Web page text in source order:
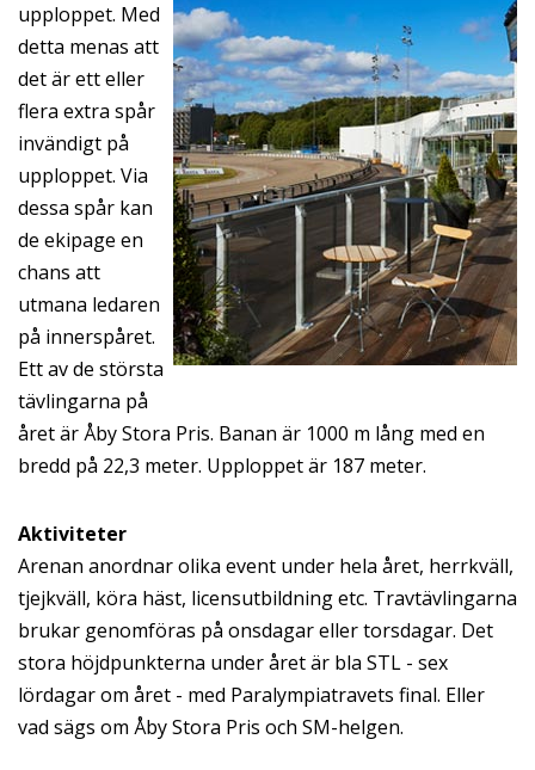
upploppet. Med
detta menas att
det är ett eller
flera extra spår
invändigt på
upploppet. Via
dessa spår kan
de ekipage en
chans att
utmana ledaren
på innerspåret.
Ett av de största
tävlingarna på
året är Åby Stora Pris. Banan är 1000 m lång med en
bredd på 22,3 meter. Upploppet är 187 meter.
Aktiviteter
Arenan anordnar olika event under hela året, herrkväll,
tjejkväll, köra häst, licensutbildning etc. Travtävlingarna
brukar genomföras på onsdagar eller torsdagar. Det
stora höjdpunkterna under året är bla STL - sex
lördagar om året - med Paralympiatravets final. Eller
vad sägs om Åby Stora Pris och SM-helgen.